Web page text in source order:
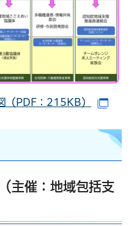
（PDF：215KB）
主催：地域包括支